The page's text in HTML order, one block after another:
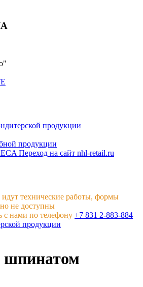
продукции
продукции
Переход на сайт nhl-retail.ru
технические работы, формы
не доступны
с нами по телефону +7 831 2-883-884
продукции
шпинатом